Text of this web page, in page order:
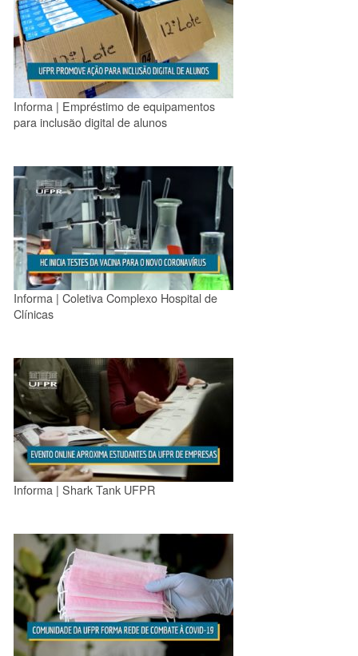
Informa | Empréstimo de equipamentos
para inclusão digital de alunos
Informa | Coletiva Complexo Hospital de
Clínicas
Informa | Shark Tank UFPR